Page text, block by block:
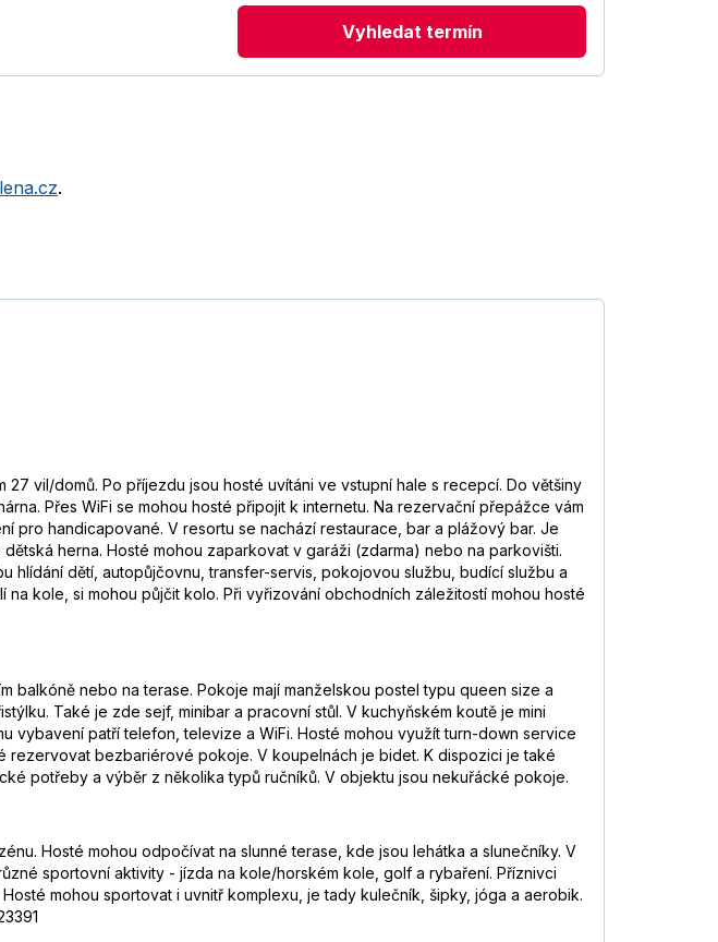
Vyhledat termín
.
vil/domů. Po příjezdu jsou hosté uvítáni ve vstupní hale s recepcí. Do většiny
Přes WiFi se mohou hosté připojit k internetu. Na rezervační přepážce vám
pro handicapované. V resortu se nachází restaurace, bar a plážový bar. Je
herna. Hosté mohou zaparkovat v garáži (zdarma) nebo na parkovišti.
dětí, autopůjčovnu, transfer-servis, pokojovou službu, budící službu a
kole, si mohou půjčit kolo. Při vyřizování obchodních záležitostí mohou hosté
balkóně nebo na terase. Pokoje mají manželskou postel typu queen size a
Také je zde sejf, minibar a pracovní stůl. V kuchyňském koutě je mini
vybavení patří telefon, televize a WiFi. Hosté mohou využít turn-down service
bezbariérové pokoje. V koupelnách je bidet. K dispozici je také
potřeby a výběr z několika typů ručníků. V objektu jsou nekuřácké pokoje.
Hosté mohou odpočívat na slunné terase, kde jsou lehátka a slunečníky. V
sportovní aktivity - jízda na kole/horském kole, golf a rybaření. Příznivci
mohou sportovat i uvnitř komplexu, je tady kulečník, šipky, jóga a aerobik.